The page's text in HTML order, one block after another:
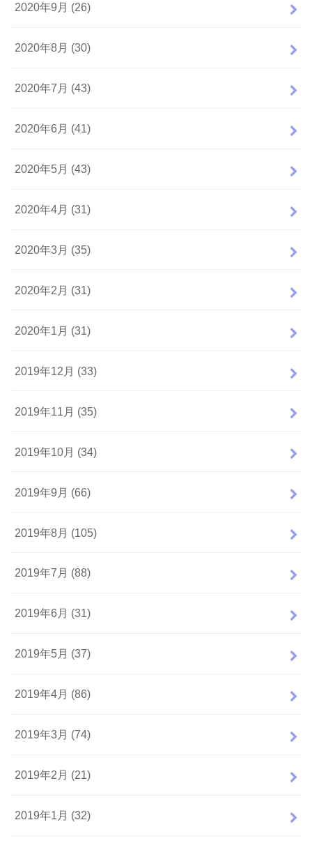
2020年9月 (26)
2020年8月 (30)
2020年7月 (43)
2020年6月 (41)
2020年5月 (43)
2020年4月 (31)
2020年3月 (35)
2020年2月 (31)
2020年1月 (31)
2019年12月 (33)
2019年11月 (35)
2019年10月 (34)
2019年9月 (66)
2019年8月 (105)
2019年7月 (88)
2019年6月 (31)
2019年5月 (37)
2019年4月 (86)
2019年3月 (74)
2019年2月 (21)
2019年1月 (32)